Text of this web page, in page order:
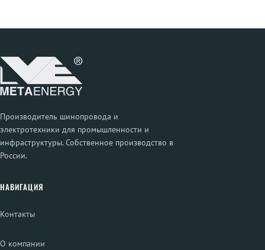
Производитель шинопровода и
электротехники для промышленности и
инфраструктуры. Собственное производство в
России.
НАВИГАЦИЯ
Контакты
О компании